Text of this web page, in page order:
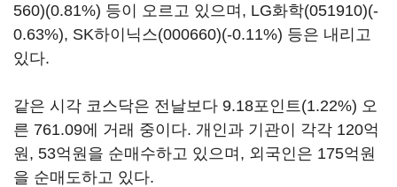
560)(0.81%) 등이 오르고 있으며, LG화학(051910)(-
0.63%), SK하이닉스(000660)(-0.11%) 등은 내리고
있다.
같은 시각 코스닥은 전날보다 9.18포인트(1.22%) 오
른 761.09에 거래 중이다. 개인과 기관이 각각 120억
원, 53억원을 순매수하고 있으며, 외국인은 175억원
을 순매도하고 있다.